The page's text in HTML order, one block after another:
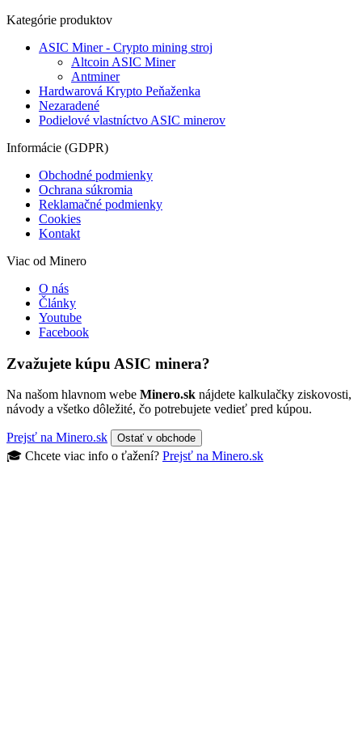
Kategórie produktov
ASIC Miner - Crypto mining stroj
Altcoin ASIC Miner
Antminer
Hardwarová Krypto Peňaženka
Nezaradené
Podielové vlastníctvo ASIC minerov
Informácie (GDPR)
Obchodné podmienky
Ochrana súkromia
Reklamačné podmienky
Cookies
Kontakt
Viac od Minero
O nás
Články
Youtube
Facebook
Zvažujete kúpu ASIC minera?
Na našom hlavnom webe Minero.sk nájdete kalkulačky ziskovosti,
návody a všetko dôležité, čo potrebujete vedieť pred kúpou.
Prejsť na Minero.sk Ostať v obchode
🎓 Chcete viac info o ťažení? Prejsť na Minero.sk